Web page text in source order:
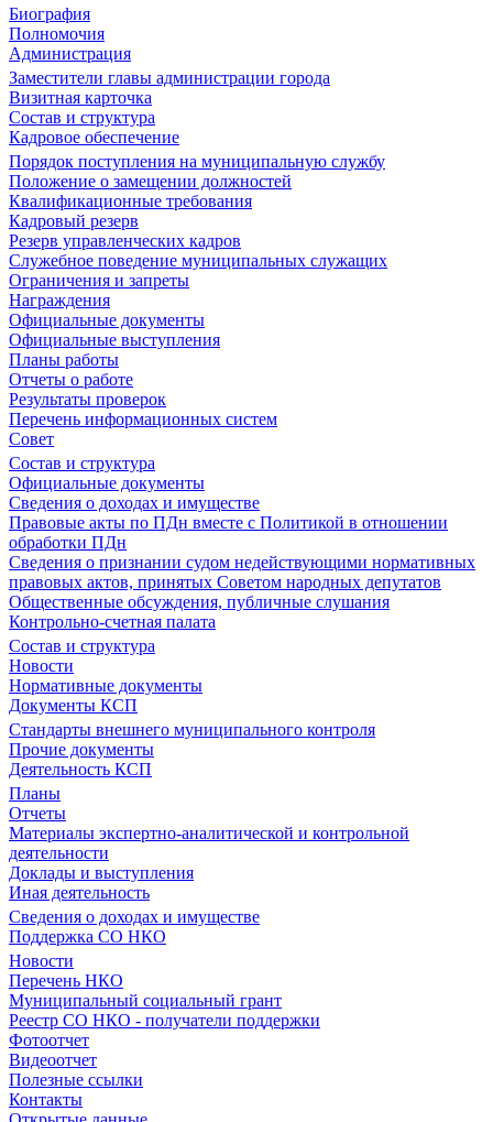
Биография
Полномочия
Администрация
Заместители главы администрации города
Визитная карточка
Состав и структура
Кадровое обеспечение
Порядок поступления на муниципальную службу
Положение о замещении должностей
Квалификационные требования
Кадровый резерв
Резерв управленческих кадров
Служебное поведение муниципальных служащих
Ограничения и запреты
Награждения
Официальные документы
Официальные выступления
Планы работы
Отчеты о работе
Результаты проверок
Перечень информационных систем
Совет
Состав и структура
Официальные документы
Сведения о доходах и имуществе
Правовые акты по ПДн вместе с Политикой в отношении
обработки ПДн
Сведения о признании судом недействующими нормативных
правовых актов, принятых Советом народных депутатов
Общественные обсуждения, публичные слушания
Контрольно-счетная палата
Состав и структура
Новости
Нормативные документы
Документы КСП
Стандарты внешнего муниципального контроля
Прочие документы
Деятельность КСП
Планы
Отчеты
Материалы экспертно-аналитической и контрольной
деятельности
Доклады и выступления
Иная деятельность
Сведения о доходах и имуществе
Поддержка СО НКО
Новости
Перечень НКО
Муниципальный социальный грант
Реестр СО НКО - получатели поддержки
Фотоотчет
Видеоотчет
Полезные ссылки
Контакты